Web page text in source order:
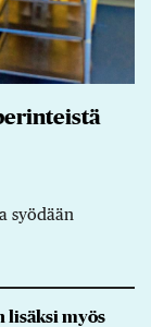
syödään
lisäksi myös